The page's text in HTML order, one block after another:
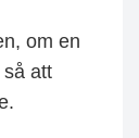
om en
att